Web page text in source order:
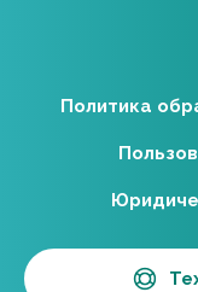
Политика